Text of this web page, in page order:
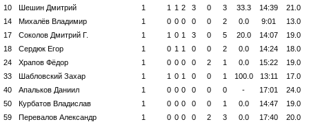
10
Шешин Дмитрий 1 1 1 2 3 0 3 33.3 14:39
21.0
14
Михалёв Владимир 1 0 0 0 0 0 2 0.0 9:01
13.0
17
Соколов Дмитрий Г. 1 1 0 1 3 0 5 20.0 14:07
19.0
18
Сердюк Егор 1 0 1 1 0 0 2 0.0 14:24
18.0
24
Храпов Фёдор 1 0 0 0 0 2 1 0.0 15:22
19.0
33
Шабловский Захар 1 1 0 1 0 0 1 100.0 13:11
17.0
40
Апальков Даниил 1 0 0 0 0 0 0 - 17:01
24.0
50
Курбатов Владислав 1 0 0 0 0 0 1 0.0 14:47
19.0
59
Перевалов Александр 1 0 0 0 0 2 3 0.0 17:40
20.0